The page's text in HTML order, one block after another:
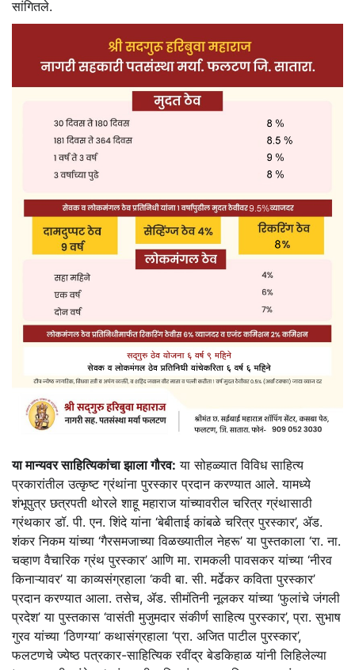
सांगितले.
या मान्यवर साहित्यिकांचा झाला गौरव: या सोहळ्यात विविध साहित्य
प्रकारांतील उत्कृष्ट ग्रंथांना पुरस्कार प्रदान करण्यात आले. यामध्ये
शंभूपुत्र छत्रपती थोरले शाहू महाराज यांच्यावरील चरित्र ग्रंथासाठी
ग्रंथकार डॉ. पी. एन. शिंदे यांना ‘बेबीताई कांबळे चरित्र पुरस्कार’, ॲड.
शंकर निकम यांच्या ‘गैरसमजाच्या विळख्यातील नेहरू’ या पुस्तकाला ‘रा. ना.
चव्हाण वैचारिक ग्रंथ पुरस्कार’ आणि मा. रामकली पावसकर यांच्या ‘नीरव
किनाऱ्यावर’ या काव्यसंग्रहाला ‘कवी बा. सी. मर्ढेकर कविता पुरस्कार’
प्रदान करण्यात आला. तसेच, ॲड. सीमंतिनी नूलकर यांच्या ‘फुलांचे जंगली
प्रदेश’ या पुस्तकास ‘वासंती मुजुमदार संकीर्ण साहित्य पुरस्कार’, प्रा. सुभाष
गुरव यांच्या ‘ठिणग्या’ कथासंग्रहाला ‘प्रा. अजित पाटील पुरस्कार’,
फलटणचे ज्येष्ठ पत्रकार-साहित्यिक रवींद्र बेडकिहाळ यांनी लिहिलेल्या